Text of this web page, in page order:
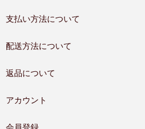
支払い方法について
配送方法について
返品について
アカウント
会員登録